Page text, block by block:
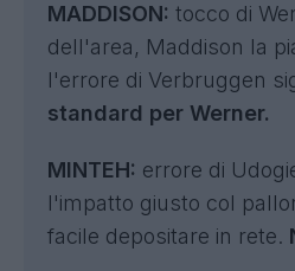
MADDISON: tocco di
dell'area, Maddison la
l'errore di Verbruggen
standard per Werner.
MINTEH: errore di
l'impatto giusto col
facile depositare in rete.